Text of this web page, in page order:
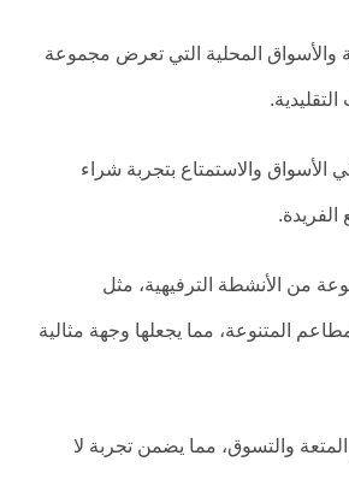
والأسواق المحلية التي تعرض مجموعة
الأسواق والاستمتاع بتجربة شراء
الفريدة.
من الأنشطة الترفيهية، مثل
المتنوعة، مما يجعلها وجهة مثالية
والتسوق، مما يضمن تجربة لا